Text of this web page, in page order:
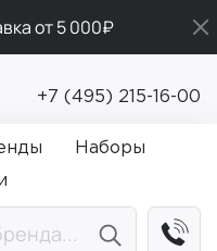
от 5 000₽
от 5 000₽
+7 (495) 215-16-00
Наборы